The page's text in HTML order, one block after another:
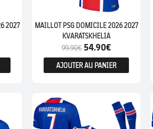
2027
MAILLOT PSG DOMICILE 2026 2027
KVARATSKHELIA
99.90€ 54.90€
AJOUTER AU PANIER